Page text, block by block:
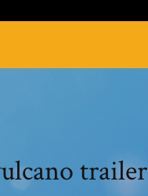
trailer